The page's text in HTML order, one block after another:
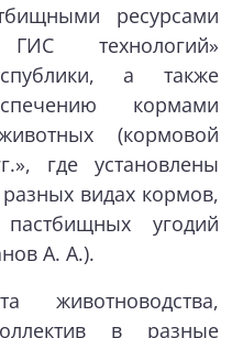
ресурсами
технологий»
а также
кормами
(кормовой
где установлены
видах кормов,
угодий
А. А.).
животноводства,
в разные